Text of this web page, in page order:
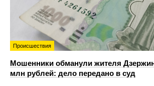
Происшествия
Мошенники обманули жителя
млн рублей: дело передано в суд